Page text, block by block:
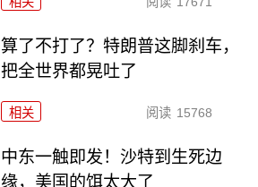
算了不打了？特朗普这脚刹车，
把全世界都晃吐了
相关 阅读 15768
中东一触即发！沙特到生死边
缘，美国的饵太大了